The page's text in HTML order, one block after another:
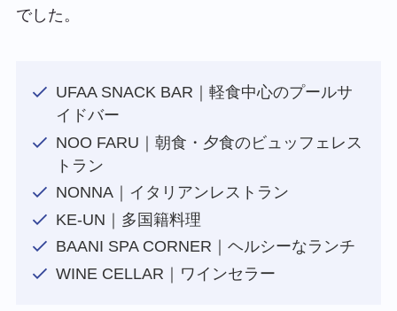
でした。
UFAA SNACK BAR｜軽食中心のプールサ
イドバー
NOO FARU｜朝食・夕食のビュッフェレス
トラン
NONNA｜イタリアンレストラン
KE-UN｜多国籍料理
BAANI SPA CORNER｜ヘルシーなランチ
WINE CELLAR｜ワインセラー